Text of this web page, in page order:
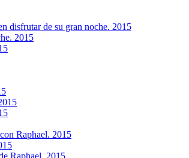
disfrutar de su gran noche. 2015
2015
Raphael. 2015
Raphael. 2015